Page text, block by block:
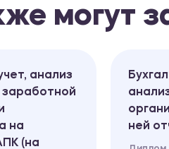
могут
анализ
заработной
на
(на
ней